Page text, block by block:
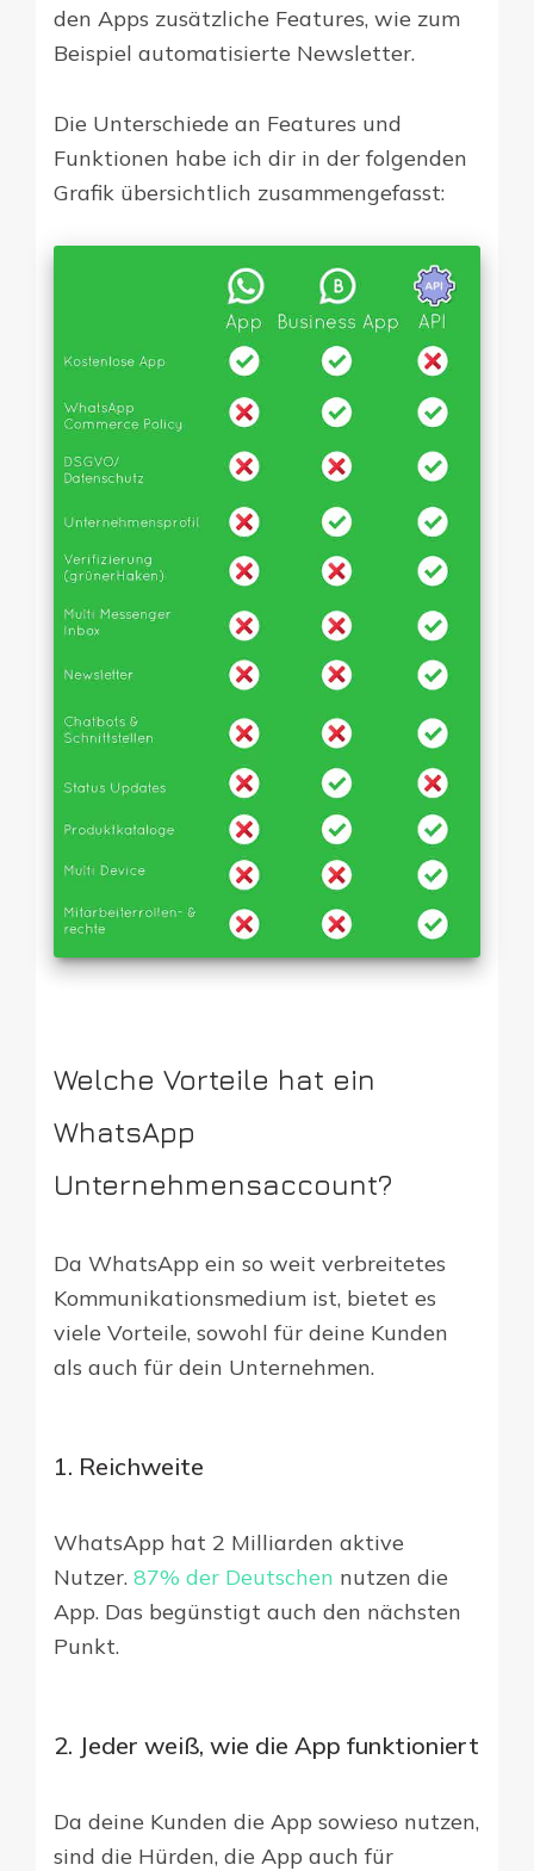
den Apps zusätzliche Features, wie zum
Beispiel automatisierte Newsletter.
Die Unterschiede an Features und
Funktionen habe ich dir in der folgenden
Grafik übersichtlich zusammengefasst:
Welche Vorteile hat ein
WhatsApp
Unternehmensaccount?
Da WhatsApp ein so weit verbreitetes
Kommunikationsmedium ist, bietet es
viele Vorteile, sowohl für deine Kunden
als auch für dein Unternehmen.
1. Reichweite
WhatsApp hat 2 Milliarden aktive
Nutzer. 87% der Deutschen nutzen die
App. Das begünstigt auch den nächsten
Punkt.
2. Jeder weiß, wie die App funktioniert
Da deine Kunden die App sowieso nutzen,
sind die Hürden, die App auch für